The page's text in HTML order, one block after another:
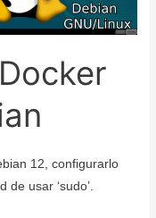
12, configurarlo
usar ‘sudo’.